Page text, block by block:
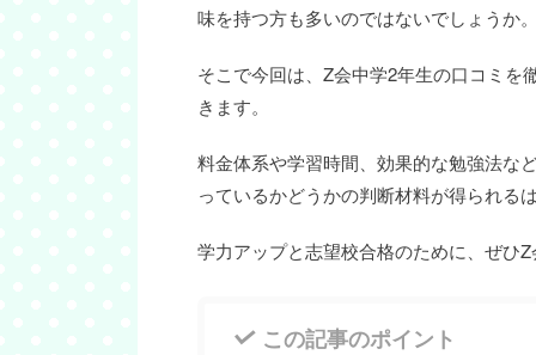
味を持つ方も多いのではないでしょうか
そこで今回は、Z会中学2年生の口コミを
きます。
料金体系や学習時間、効果的な勉強法な
っているかどうかの判断材料が得られる
学力アップと志望校合格のために、ぜひ
この記事のポイント